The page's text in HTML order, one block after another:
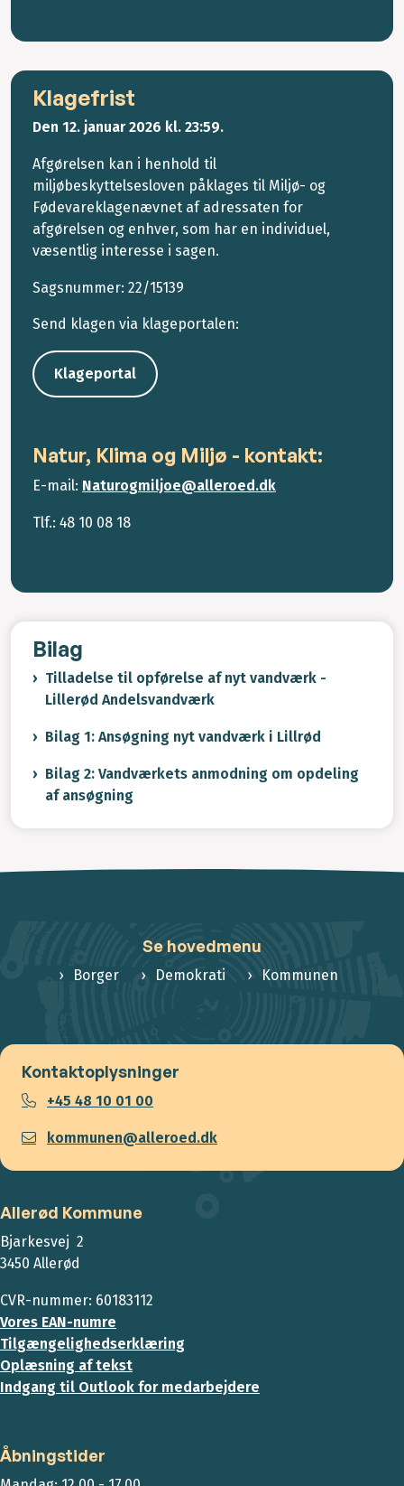
Klagefrist
Den 12. januar 2026 kl. 23:59.
Afgørelsen kan i henhold til
miljøbeskyttelsesloven påklages til Miljø- og
Fødevareklagenævnet af adressaten for
afgørelsen og enhver, som har en individuel,
væsentlig interesse i sagen.
Sagsnummer: 22/15139
Send klagen via klageportalen:
Klageportal
Natur, Klima og Miljø - kontakt:
E-mail: Naturogmiljoe@alleroed.dk
Tlf.: 48 10 08 18
Bilag
Tilladelse til opførelse af nyt vandværk -
Lillerød Andelsvandværk
Bilag 1: Ansøgning nyt vandværk i Lillrød
Bilag 2: Vandværkets anmodning om opdeling
af ansøgning
Se hovedmenu
Borger Demokrati Kommunen
Kontaktoplysninger
+45 48 10 01 00
kommunen@alleroed.dk
Allerød Kommune
Bjarkesvej 2
3450 Allerød
CVR-nummer: 60183112
Vores EAN-numre
Tilgængelighedserklæring
Oplæsning af tekst
Indgang til Outlook for medarbejdere
Åbningstider